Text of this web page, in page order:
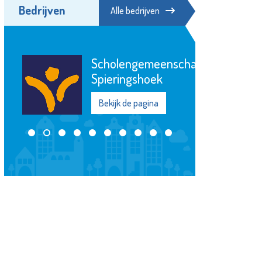
Bedrijven Alle bedrijven
Franciscus
Bekijk de pagina